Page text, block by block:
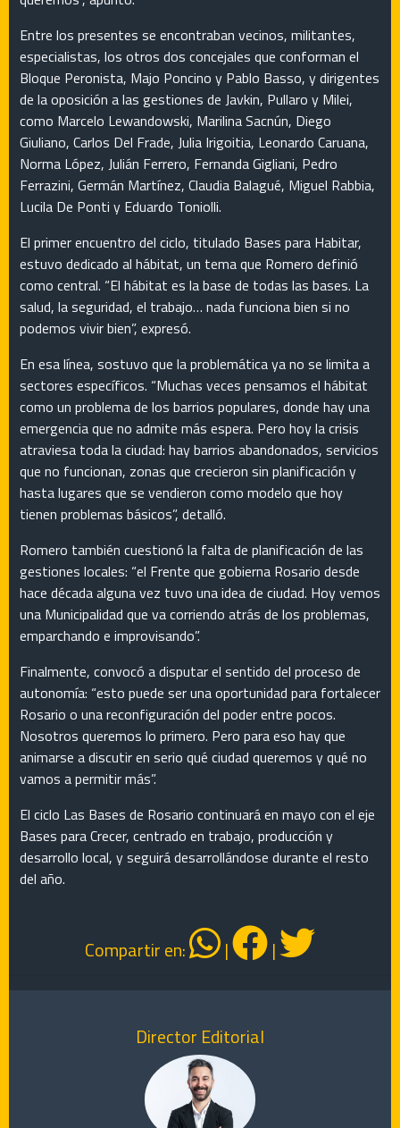
Entre los presentes se encontraban vecinos, militantes,
especialistas, los otros dos concejales que conforman el
Bloque Peronista, Majo Poncino y Pablo Basso, y dirigentes
de la oposición a las gestiones de Javkin, Pullaro y Milei,
como Marcelo Lewandowski, Marilina Sacnún, Diego
Giuliano, Carlos Del Frade, Julia Irigoitia, Leonardo Caruana,
Norma López, Julián Ferrero, Fernanda Gigliani, Pedro
Ferrazini, Germán Martínez, Claudia Balagué, Miguel Rabbia,
Lucila De Ponti y Eduardo Toniolli.
El primer encuentro del ciclo, titulado Bases para Habitar,
estuvo dedicado al hábitat, un tema que Romero definió
como central. “El hábitat es la base de todas las bases. La
salud, la seguridad, el trabajo… nada funciona bien si no
podemos vivir bien”, expresó.
En esa línea, sostuvo que la problemática ya no se limita a
sectores específicos. “Muchas veces pensamos el hábitat
como un problema de los barrios populares, donde hay una
emergencia que no admite más espera. Pero hoy la crisis
atraviesa toda la ciudad: hay barrios abandonados, servicios
que no funcionan, zonas que crecieron sin planificación y
hasta lugares que se vendieron como modelo que hoy
tienen problemas básicos”, detalló.
Romero también cuestionó la falta de planificación de las
gestiones locales: “el Frente que gobierna Rosario desde
hace década alguna vez tuvo una idea de ciudad. Hoy vemos
una Municipalidad que va corriendo atrás de los problemas,
emparchando e improvisando”.
Finalmente, convocó a disputar el sentido del proceso de
autonomía: “esto puede ser una oportunidad para fortalecer
Rosario o una reconfiguración del poder entre pocos.
Nosotros queremos lo primero. Pero para eso hay que
animarse a discutir en serio qué ciudad queremos y qué no
vamos a permitir más”.
El ciclo Las Bases de Rosario continuará en mayo con el eje
Bases para Crecer, centrado en trabajo, producción y
desarrollo local, y seguirá desarrollándose durante el resto
del año.
Compartir en: | |
Director Editorial